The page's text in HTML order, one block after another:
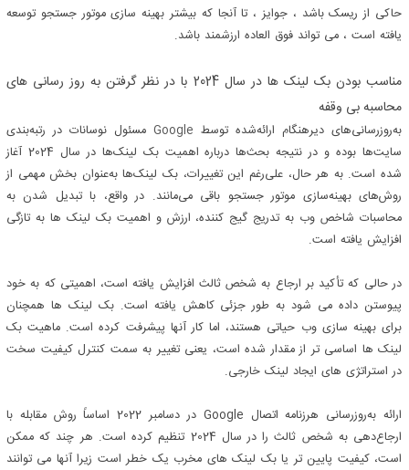
حاکی از ریسک باشد ، جوایز ، تا آنجا که بیشتر بهینه سازی موتور جستجو توسعه
یافته است ، می تواند فوق العاده ارزشمند باشد.
مناسب بودن بک لینک ها در سال 2024 با در نظر گرفتن به روز رسانی های
محاسبه بی وقفه
به‌روزرسانی‌های دیرهنگام ارائه‌شده توسط Google مسئول نوسانات در رتبه‌بندی
سایت‌ها بوده و در نتیجه بحث‌ها درباره اهمیت بک لینک‌ها در سال 2024 آغاز
شده است. به هر حال، علی‌رغم این تغییرات، بک لینک‌ها به‌عنوان بخش مهمی از
روش‌های بهینه‌سازی موتور جستجو باقی می‌مانند. در واقع، با تبدیل شدن به
محاسبات شاخص وب به تدریج گیج کننده، ارزش و اهمیت بک لینک ها به تازگی
افزایش یافته است.
در حالی که تأکید بر ارجاع به شخص ثالث افزایش یافته است، اهمیتی که به خود
پیوستن داده می شود به طور جزئی کاهش یافته است. بک لینک ها همچنان
برای بهینه سازی وب حیاتی هستند، اما کار آنها پیشرفت کرده است. ماهیت بک
لینک ها اساسی تر از مقدار شده است، یعنی تغییر به سمت کنترل کیفیت سخت
در استراتژی های ایجاد لینک خارجی.
ارائه به‌روزرسانی هرزنامه اتصال Google در دسامبر 2022 اساساً روش مقابله با
ارجاع‌دهی به شخص ثالث را در سال 2024 تنظیم کرده است. هر چند که ممکن
است، کیفیت پایین تر یا بک لینک های مخرب یک خطر است زیرا آنها می توانند